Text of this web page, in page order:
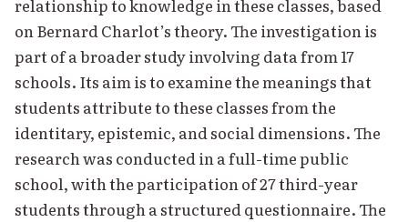
relationship to knowledge in these classes, based
on Bernard Charlot’s theory. The investigation is
part of a broader study involving data from 17
schools. Its aim is to examine the meanings that
students attribute to these classes from the
identitary, epistemic, and social dimensions. The
research was conducted in a full-time public
school, with the participation of 27 third-year
students through a structured questionnaire. The